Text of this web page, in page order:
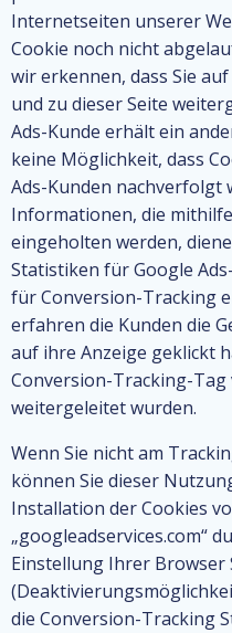
Internetseiten unserer
Cookie noch nicht
wir erkennen, dass Sie
und zu dieser Seite
Ads-Kunde erhält ein
keine Möglichkeit, dass
Ads-Kunden nachverfolgt
Informationen, die
eingeholten werden,
Statistiken für Google
für Conversion-Tracking
erfahren die Kunden die
auf ihre Anzeige geklickt
Conversion-Tracking-Tag
weitergeleitet wurden.
Wenn Sie nicht am
können Sie dieser
Installation der Cookies
„googleadservices.com“
Einstellung Ihrer
die Conversion-Tracking